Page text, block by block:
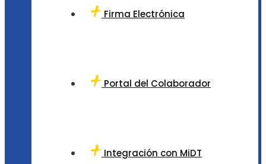
Firma Electrónica
Portal del Colaborador
Integración con MiDT